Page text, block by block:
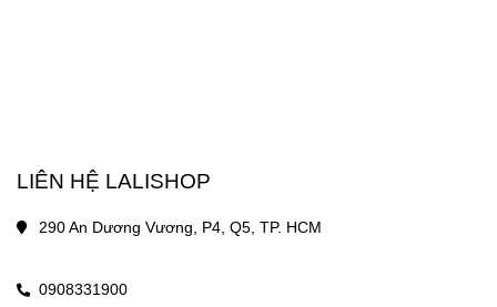
LIÊN HỆ LALISHOP
290 An Dương Vương, P4, Q5, TP. HCM
0908331900